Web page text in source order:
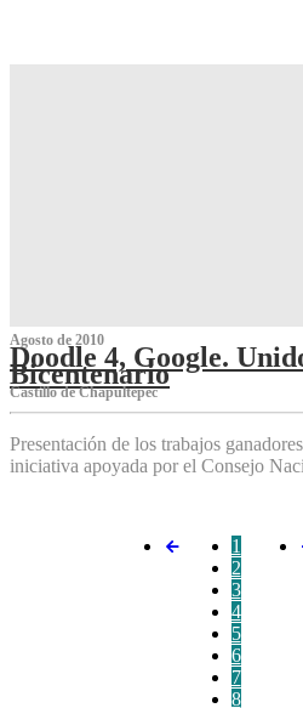
Agosto de 2010
Doodle 4, Google.
Bicentenario
Castillo de Chapultepec
Presentación de los trabajos
iniciativa apoyada por el Consejo
1
2
3
4
5
6
7
8